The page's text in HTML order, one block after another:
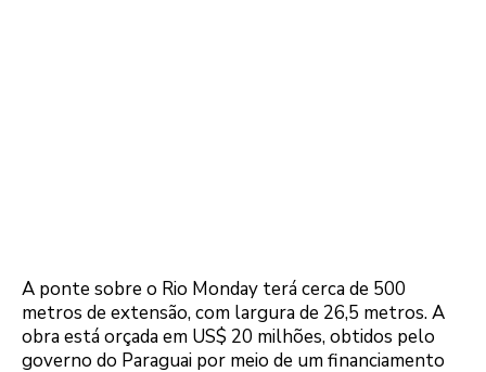
A ponte sobre o Rio Monday terá cerca de 500
metros de extensão, com largura de 26,5 metros. A
obra está orçada em US$ 20 milhões, obtidos pelo
governo do Paraguai por meio de um financiamento